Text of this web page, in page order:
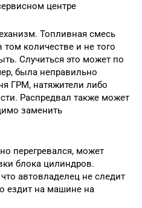
центре
Топливная смесь
количестве и не того
Случиться это может по
была неправильно
ГРМ, натяжители либо
Распредвал также может
заменить
перегревался, может
блока цилиндров.
автовладелец не следит
ездит на машине на